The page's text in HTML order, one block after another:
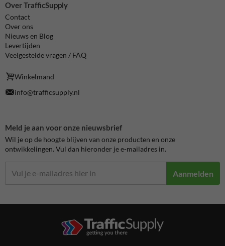
Over TrafficSupply
Contact
Over ons
Nieuws en Blog
Levertijden
Veelgestelde vragen / FAQ
Winkelmand
info@trafficsupply.nl
Meld je aan voor onze nieuwsbrief
Wil je op de hoogte blijven van onze producten en onze
ontwikkelingen. Vul dan hieronder je e-mailadres in.
Aanmelden